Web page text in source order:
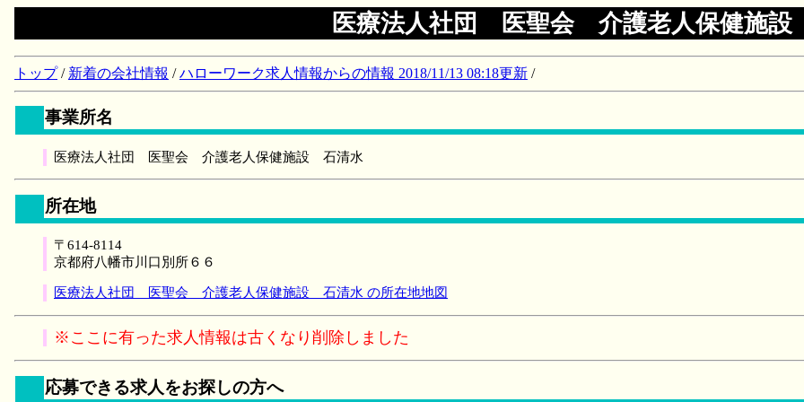
医療法人社団 医聖会 介護老人保健施
トップ/ 新着の会社情報 /ハローワーク求人情報からの情報 2018/11/13 08:18更新 /
事業所名
医療法人社団 医聖会 介護老人保健施設 石清水
所在地
〒614-8114
京都府八幡市川口別所６６
医療法人社団 医聖会 介護老人保健施設 石清水 の所在地地図
※ここに有った求人情報は古くなり削除しました
応募できる求人をお探しの方へ